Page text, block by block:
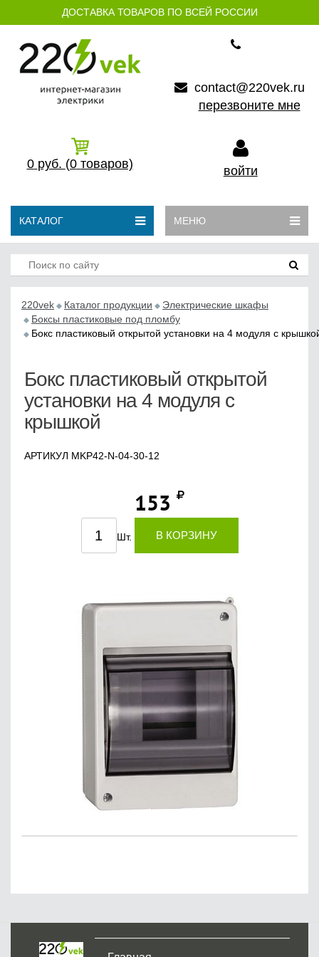
ДОСТАВКА ТОВАРОВ ПО ВСЕЙ РОССИИ
contact@220vek.ru
перезвоните мне
0 руб. (0 товаров) войти
КАТАЛОГ МЕНЮ
220vek Каталог продукции
Электрические шкафы
Боксы пластиковые под пломбу
Бокс пластиковый открытой установки на 4 модуля с
Бокс пластиковый открытой
установки на 4 модуля с
крышкой
АРТИКУЛ MKP42-N-04-30-12
153
Шт. В КОРЗИНУ